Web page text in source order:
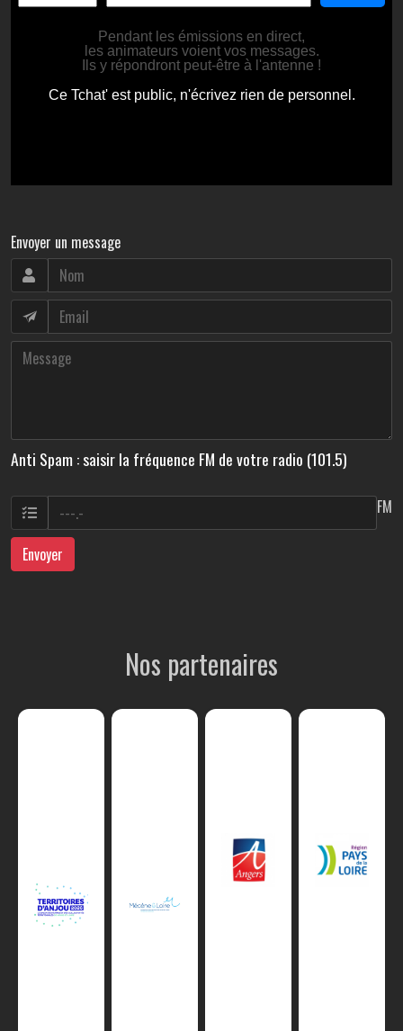
Envoyer un message
Anti Spam : saisir la fréquence FM de votre radio (101.5)
FM
Envoyer
Nos partenaires